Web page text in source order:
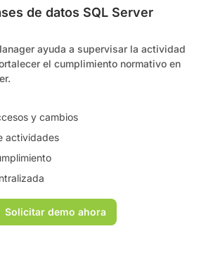
de datos SQL Server
ayuda a supervisar la actividad
el cumplimiento normativo en
y cambios
actividades
Solicitar demo ahora